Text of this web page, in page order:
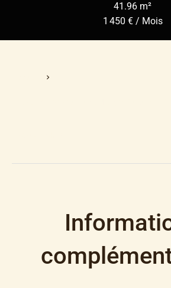
41.96 m²
1 450 € / Mois